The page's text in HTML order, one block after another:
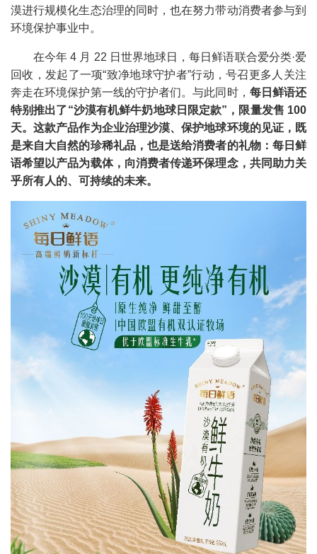
漠进行规模化生态治理的同时，也在努力带动消费者参与到
环境保护事业中。
在今年 4 月 22 日世界地球日，每日鲜语联合爱分类·爱
回收，发起了一项“致净地球守护者”行动，号召更多人关注
奔走在环境保护第一线的守护者们。与此同时， 每日鲜语还
特别推出了“沙漠有机鲜牛奶地球日限定款”，限量发售 100
天。这款产品作为企业治理沙漠、保护地球环境的见证，既
是来自大自然的珍稀礼品，也是送给消费者的礼物：每日鲜
语希望以产品为载体，向消费者传递环保理念，共同助力关
乎所有人的、可持续的未来。